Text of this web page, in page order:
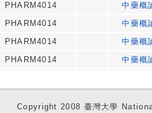
PHARM4014
中藥概
PHARM4014
中藥概
PHARM4014
中藥概
PHARM4014 中藥概
Copyright 2008 臺灣大學